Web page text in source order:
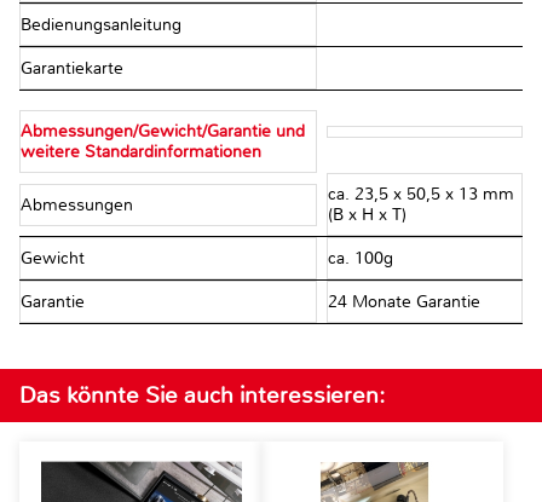
Bedienungsanleitung
Garantiekarte
Abmessungen/Gewicht/Garantie und
weitere Standardinformationen
Abmessungen
ca. 23,5 x 50,5 x 13 mm
(B x H x T)
Gewicht ca. 100g
Garantie 24 Monate Garantie
Das könnte Sie auch interessieren: